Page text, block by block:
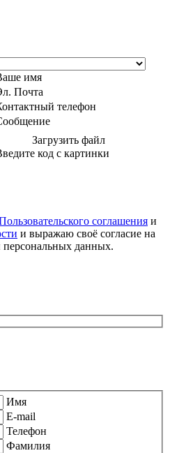
имя
Почта
телефон
Загрузить файл
код с картинки
соглашения и
и выражаю своё согласие на
данных.
Имя
E-mail
Телефон
Фамилия